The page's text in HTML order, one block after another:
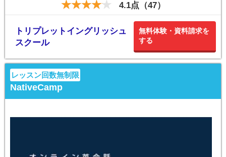
4.1点（47）
トリプレットイングリッシュ
スクール
無料体験・資料請求を
する
レッスン回数無制限
NativeCamp